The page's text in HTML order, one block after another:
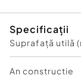
standarde
fiecare
imediata,
Pozitionarea
Specificații
Suprafață utilă
An constructie